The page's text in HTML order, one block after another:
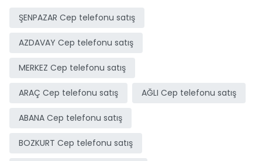
ŞENPAZAR Cep telefonu satış
AZDAVAY Cep telefonu satış
MERKEZ Cep telefonu satış
ARAÇ Cep telefonu satış AĞLI Cep telefonu satış
ABANA Cep telefonu satış
BOZKURT Cep telefonu satış